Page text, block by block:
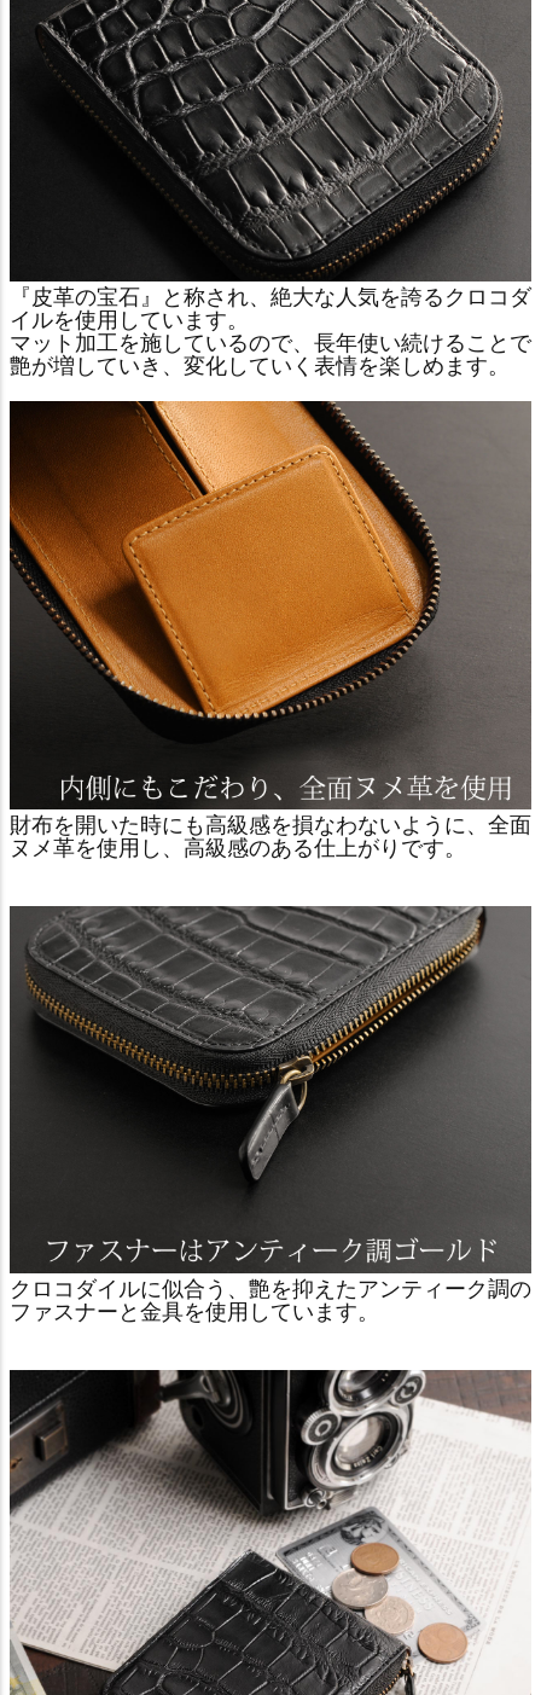
『皮革の宝石』と称され、絶大な人気を誇るクロコダ
イルを使用しています。
マット加工を施しているので、長年使い続けることで
艶が増していき、変化していく表情を楽しめます。
財布を開いた時にも高級感を損なわないように、全面
ヌメ革を使用し、高級感のある仕上がりです。
クロコダイルに似合う、艶を抑えたアンティーク調の
ファスナーと金具を使用しています。